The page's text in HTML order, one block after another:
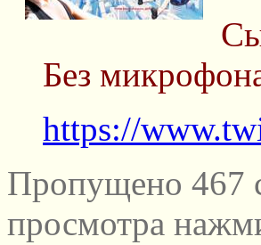
Без
https://
Пропущено 467
просмотра